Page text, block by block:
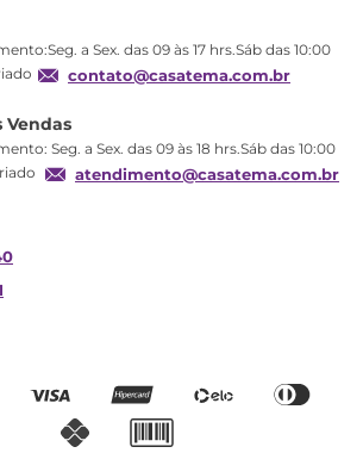
a Sex. das 09 às 17 hrs.Sáb das 10:00
contato@casatema.com.br
Seg. a Sex. das 09 às 18 hrs.Sáb das 10:00
atendimento@casatema.com.br